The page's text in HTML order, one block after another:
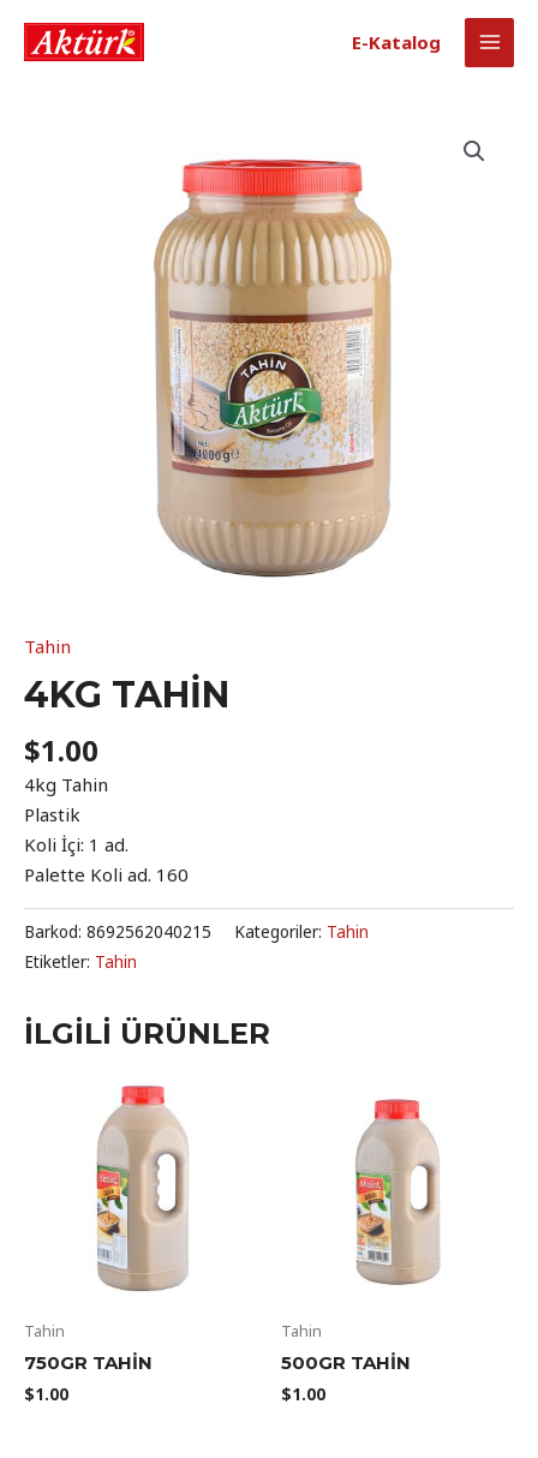
E-Katalog
Tahin
4KG TAHIN
$1.00
4kg Tahin
Plastik
Koli İçi: 1 ad.
Palette Koli ad. 160
Barkod: 8692562040215 Kategoriler: Tahin
Etiketler: Tahin
İLGILI ÜRÜNLER
Tahin
750GR TAHIN
$1.00
Tahin
500GR TAHIN
$1.00